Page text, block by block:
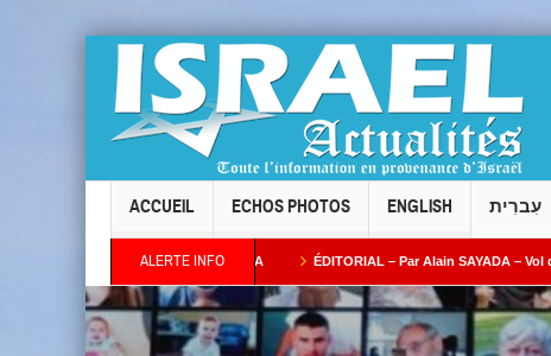
ACCUEIL ECHOS PHOTOS ENGLISH עִברִית
ALERTE INFO
Taïeb par Alain AZRIA ÉDITORIAL – Par Alain SAYADA – Vol des neuf Sifrei